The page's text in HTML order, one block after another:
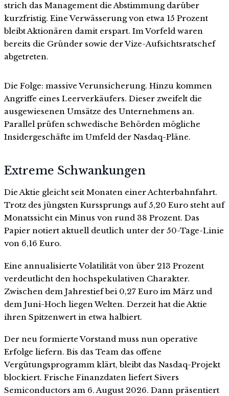
strich das Management die Abstimmung darüber
kurzfristig. Eine Verwässerung von etwa 15 Prozent
bleibt Aktionären damit erspart. Im Vorfeld waren
bereits die Gründer sowie der Vize-Aufsichtsratschef
abgetreten.
Die Folge: massive Verunsicherung. Hinzu kommen
Angriffe eines Leerverkäufers. Dieser zweifelt die
ausgewiesenen Umsätze des Unternehmens an.
Parallel prüfen schwedische Behörden mögliche
Insidergeschäfte im Umfeld der Nasdaq-Pläne.
Extreme Schwankungen
Die Aktie gleicht seit Monaten einer Achterbahnfahrt.
Trotz des jüngsten Kurssprungs auf 5,20 Euro steht auf
Monatssicht ein Minus von rund 38 Prozent. Das
Papier notiert aktuell deutlich unter der 50-Tage-Linie
von 6,16 Euro.
Eine annualisierte Volatilität von über 213 Prozent
verdeutlicht den hochspekulativen Charakter.
Zwischen dem Jahrestief bei 0,27 Euro im März und
dem Juni-Hoch liegen Welten. Derzeit hat die Aktie
ihren Spitzenwert in etwa halbiert.
Der neu formierte Vorstand muss nun operative
Erfolge liefern. Bis das Team das offene
Vergütungsprogramm klärt, bleibt das Nasdaq-Projekt
blockiert. Frische Finanzdaten liefert Sivers
Semiconductors am 6. August 2026. Dann präsentiert